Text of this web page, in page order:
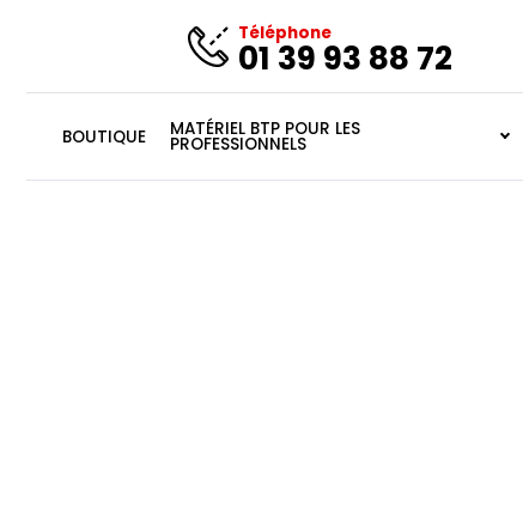
Téléphone
01 39 93 88 72
BOUTIQUE MATÉRIEL BTP POUR LES
PROFESSIONNELS